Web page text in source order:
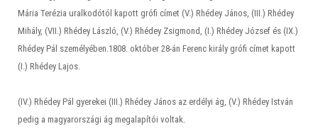
Mária Terézia uralkodótól kapott grófi címet (V.) Rhédey János, (III.) Rhédey
Mihály, (VII.) Rhédey László, (V.) Rhédey Zsigmond, (I.) Rhédey József és (IX.)
Rhédey Pál személyében.1808. október 28-án Ferenc király grófi címet kapott
(I.) Rhédey Lajos.
(IV.) Rhédey Pál gyerekei (III.) Rhédey János az erdélyi ág, (V.) Rhédey István
pedig a magyarországi ág megalapítói voltak.